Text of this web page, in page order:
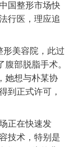
国整形市场快
行医，理应追
美容院，此过
部脱脂手术。
她想与朴某协
到正式许可，
正在快速发
技术，特别是